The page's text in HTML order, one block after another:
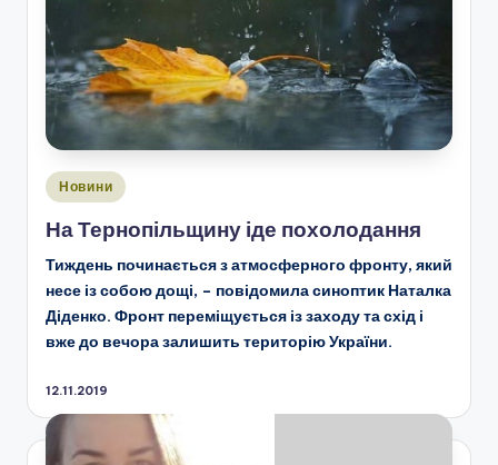
Опубліковано
Новини
На Тернопільщину іде похолодання
Тиждень починається з атмосферного фронту, який
несе із собою дощі, – повідомила синоптик Наталка
Діденко. Фронт переміщується із заходу та схід і
вже до вечора залишить територію України.
12.11.2019